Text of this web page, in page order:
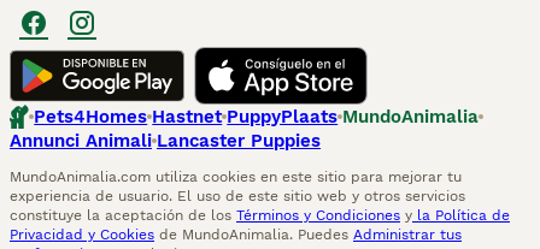
Pets4Homes Hastnet PuppyPlaats MundoAnimalia
Annunci Animali Lancaster Puppies
MundoAnimalia.com utiliza cookies en este sitio para mejorar tu
experiencia de usuario. El uso de este sitio web y otros servicios
constituye la aceptación de los Términos y Condiciones y la Política de
Privacidad y Cookies de MundoAnimalia. Puedes Administrar tus